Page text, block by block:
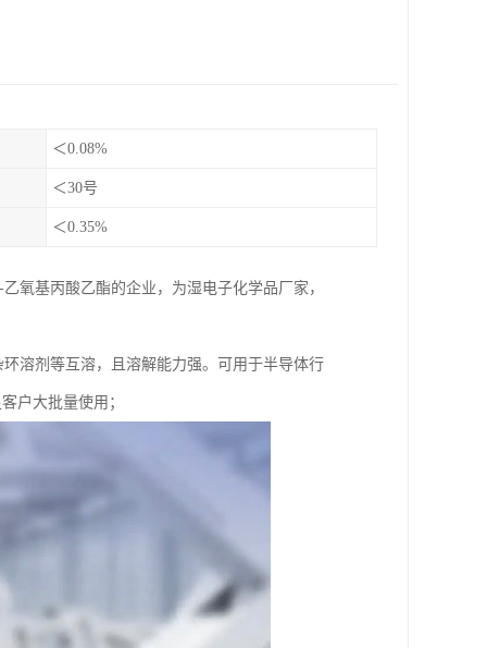
＜0.08%
＜30号
＜0.35%
氧基丙酸乙酯的企业，为湿电子化学品厂家，
溶剂等互溶，且溶解能力强。可用于半导体行
户大批量使用；